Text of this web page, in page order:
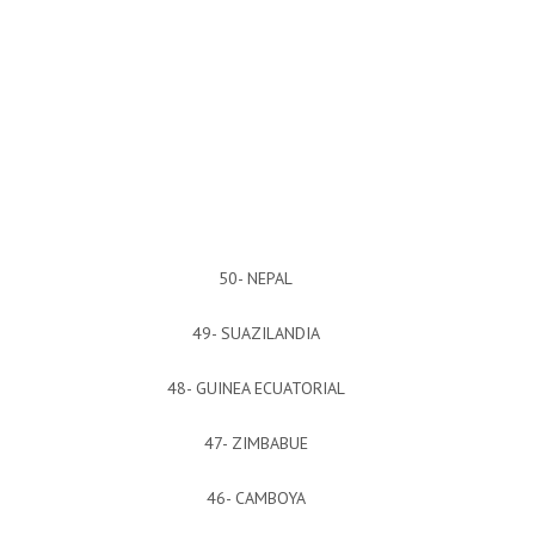
50- NEPAL
49- SUAZILANDIA
48- GUINEA ECUATORIAL
47- ZIMBABUE
46- CAMBOYA